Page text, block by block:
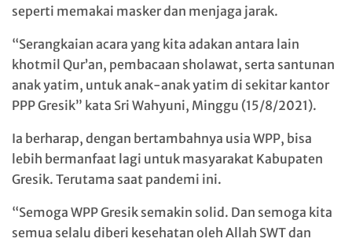
seperti memakai masker dan menjaga jarak.
“Serangkaian acara yang kita adakan antara lain
khotmil Qur’an, pembacaan sholawat, serta santunan
anak yatim, untuk anak-anak yatim di sekitar kantor
PPP Gresik” kata Sri Wahyuni, Minggu (15/8/2021).
Ia berharap, dengan bertambahnya usia WPP, bisa
lebih bermanfaat lagi untuk masyarakat Kabupaten
Gresik. Terutama saat pandemi ini.
“Semoga WPP Gresik semakin solid. Dan semoga kita
semua selalu diberi kesehatan oleh Allah SWT dan